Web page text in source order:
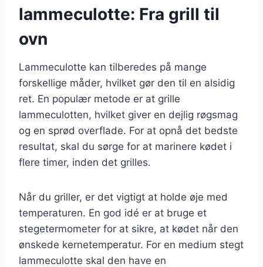
lammeculotte: Fra grill til
ovn
Lammeculotte kan tilberedes på mange
forskellige måder, hvilket gør den til en alsidig
ret. En populær metode er at grille
lammeculotten, hvilket giver en dejlig røgsmag
og en sprød overflade. For at opnå det bedste
resultat, skal du sørge for at marinere kødet i
flere timer, inden det grilles.
Når du griller, er det vigtigt at holde øje med
temperaturen. En god idé er at bruge et
stegetermometer for at sikre, at kødet når den
ønskede kernetemperatur. For en medium stegt
lammeculotte skal den have en